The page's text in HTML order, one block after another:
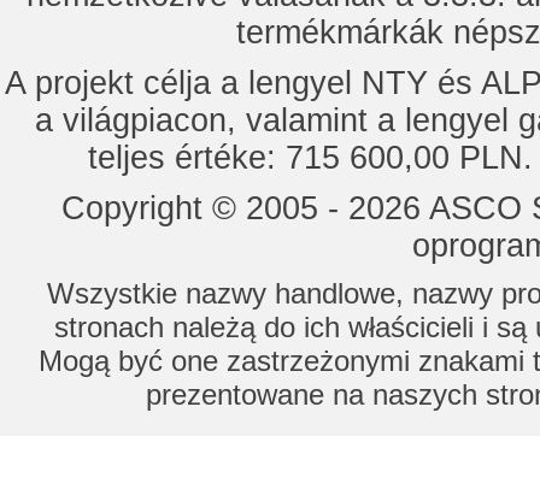
termékmárkák
A projekt célja a lengyel NTY és
a világpiacon, valamint a lengyel
teljes értéke: 715 600,00
Copyright © 2005 - 2026
Wszystkie nazwy handlowe, nazwy
stronach należą do ich właścicieli i
Mogą być one zastrzeżonymi znakami
prezentowane na naszych